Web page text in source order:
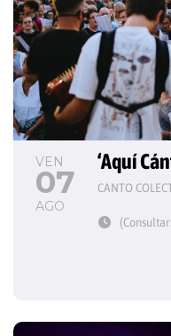
VEN
07
AGO
‘Aquí